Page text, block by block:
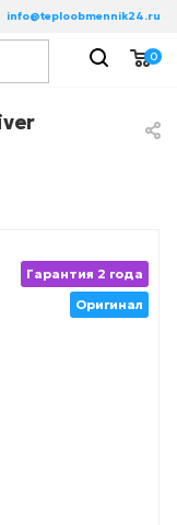
info@teploobmennik24.ru
0
Гарантия 2 года
Оригинал